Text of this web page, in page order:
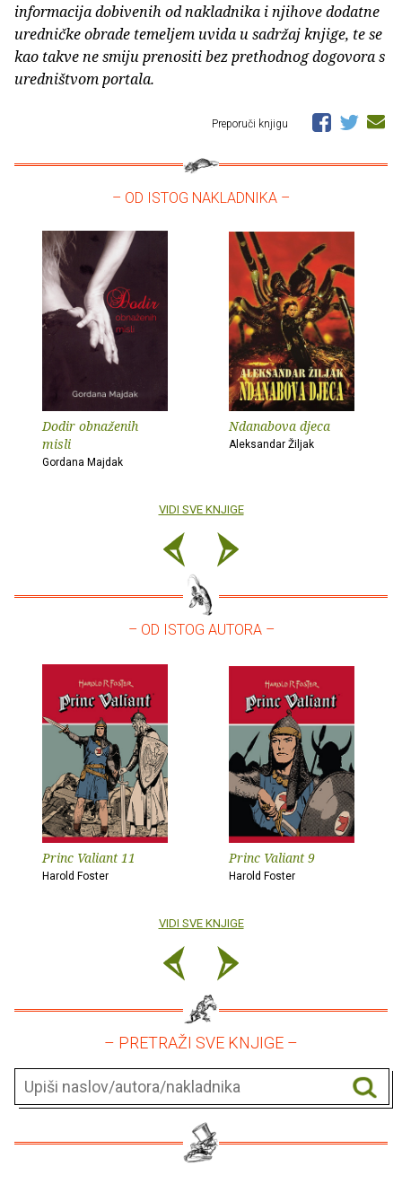
informacija dobivenih od nakladnika i njihove dodatne
uredničke obrade temeljem uvida u sadržaj knjige, te se
kao takve ne smiju prenositi bez prethodnog dogovora s
uredništvom portala.
Preporuči knjigu
– OD ISTOG NAKLADNIKA –
Dodir obnaženih
misli
Gordana Majdak
Ndanabova djeca
Aleksandar Žiljak
VIDI SVE KNJIGE
– OD ISTOG AUTORA –
Princ Valiant 11
Harold Foster
Princ Valiant 9
Harold Foster
VIDI SVE KNJIGE
– PRETRAŽI SVE KNJIGE –